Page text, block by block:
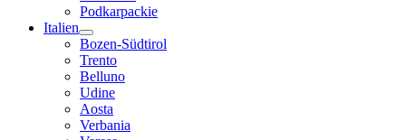
Podkarpackie
Italien
Bozen-Südtirol
Trento
Belluno
Udine
Aosta
Verbania